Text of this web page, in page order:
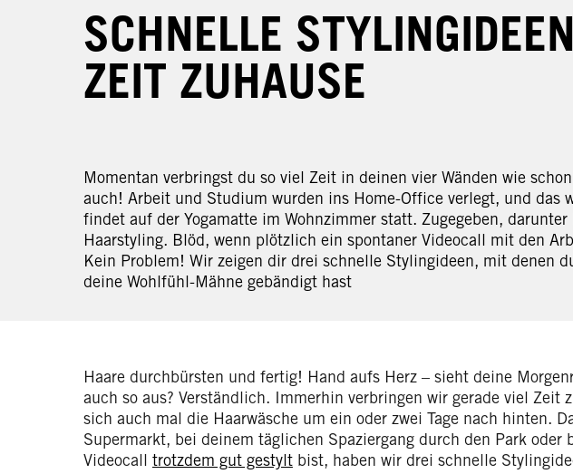
SCHNELLE
ZEIT ZUHAUSE
Momentan verbringst du so viel Zeit in deinen vier Wänden wie
auch! Arbeit und Studium wurden ins Home-Office verlegt, und das
findet auf der Yogamatte im Wohnzimmer statt. Zugegeben,
Haarstyling. Blöd, wenn plötzlich ein spontaner Videocall mit den
Kein Problem! Wir zeigen dir drei schnelle Stylingideen, mit denen
deine Wohlfühl-Mähne gebändigt hast
Haare durchbürsten und fertig! Hand aufs Herz – sieht deine
auch so aus? Verständlich. Immerhin verbringen wir gerade viel Zeit
sich auch mal die Haarwäsche um ein oder zwei Tage nach hinten.
Supermarkt, bei deinem täglichen Spaziergang durch den Park oder
Videocall trotzdem gut gestyltbist, haben wir drei schnelle